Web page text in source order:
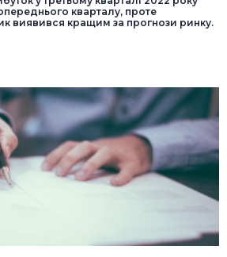
кварталу, проте
виявився кращим за прогнози ринку.